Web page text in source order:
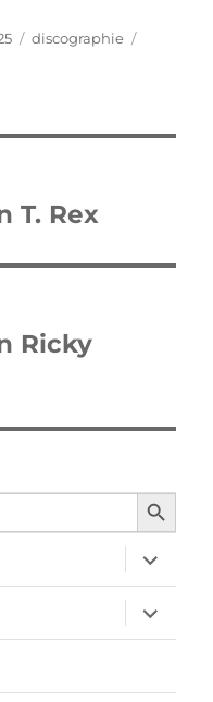
Kategorien
discographie
T. Rex
Ricky
SEARCH
öffnen
öffnen